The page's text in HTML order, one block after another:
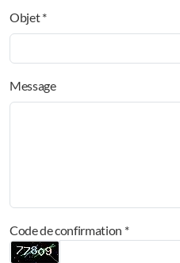
Objet *
Message
Code de confirmation *